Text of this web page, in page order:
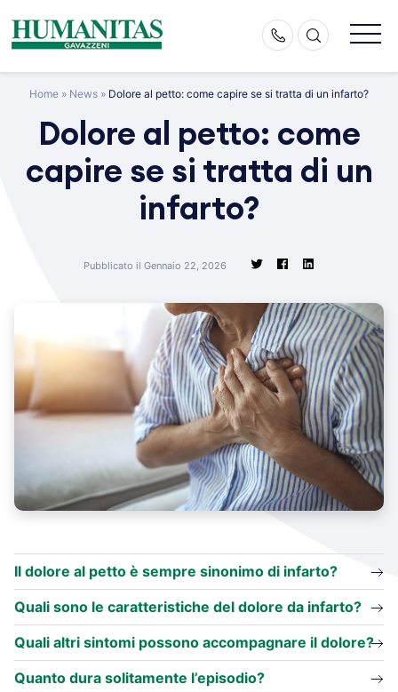
content
Home » News » Dolore al petto: come capire se si tratta di un infarto?
Dolore al petto: come
capire se si tratta di un
infarto?
Pubblicato il Gennaio 22, 2026
Il dolore al petto è sempre sinonimo di infarto?
Quali sono le caratteristiche del dolore da infarto?
Quali altri sintomi possono accompagnare il dolore?
Quanto dura solitamente l’episodio?